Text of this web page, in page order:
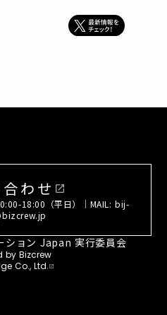
わせ open_in_new
18:00（平日）｜MAIL: bij-
ション Japan 実行委員会
by Bizcrew
Co., Ltd. open_in_new